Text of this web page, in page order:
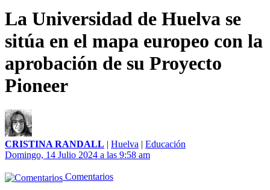
La Universidad de Huelva se
sitúa en el mapa europeo con la
aprobación de su Proyecto
Pioneer
CRISTINA RANDALL | Huelva | Educación
Domingo, 14 Julio 2024 a las 9:58 am
Comentarios